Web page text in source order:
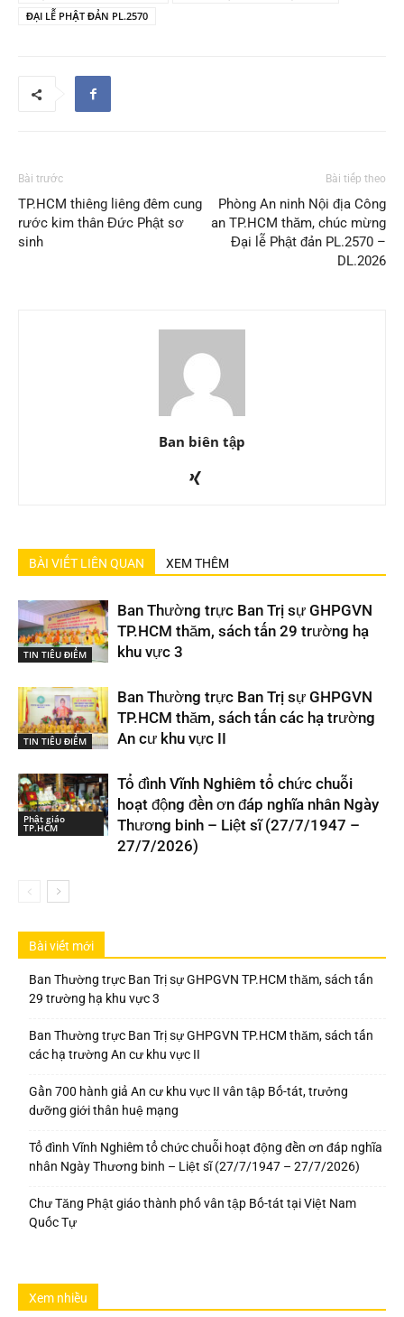
ĐẠI LỄ PHẬT ĐẢN PL.2570
Bài trước
TP.HCM thiêng liêng đêm cung
rước kim thân Đức Phật sơ
sinh
Bài tiếp theo
Phòng An ninh Nội địa Công
an TP.HCM thăm, chúc mừng
Đại lễ Phật đản PL.2570 –
DL.2026
Ban biên tập
BÀI VIẾT LIÊN QUAN XEM THÊM
TIN TIÊU ĐIỂM
Ban Thường trực Ban Trị sự GHPGVN
TP.HCM thăm, sách tấn 29 trường hạ
khu vực 3
TIN TIÊU ĐIỂM
Ban Thường trực Ban Trị sự GHPGVN
TP.HCM thăm, sách tấn các hạ trường
An cư khu vực II
Phật giáo
TP.HCM
Tổ đình Vĩnh Nghiêm tổ chức chuỗi
hoạt động đền ơn đáp nghĩa nhân Ngày
Thương binh – Liệt sĩ (27/7/1947 –
27/7/2026)
Bài viết mới
Ban Thường trực Ban Trị sự GHPGVN TP.HCM thăm, sách tấn
29 trường hạ khu vực 3
Ban Thường trực Ban Trị sự GHPGVN TP.HCM thăm, sách tấn
các hạ trường An cư khu vực II
Gần 700 hành giả An cư khu vực II vân tập Bố-tát, trưởng
dưỡng giới thân huệ mạng
Tổ đình Vĩnh Nghiêm tổ chức chuỗi hoạt động đền ơn đáp nghĩa
nhân Ngày Thương binh – Liệt sĩ (27/7/1947 – 27/7/2026)
Chư Tăng Phật giáo thành phố vân tập Bố-tát tại Việt Nam
Quốc Tự
Xem nhiều